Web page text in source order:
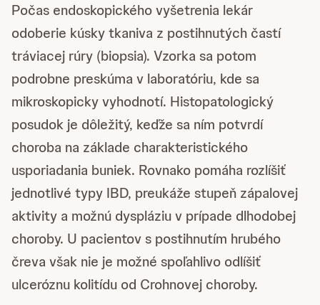
Počas endoskopického vyšetrenia lekár
odoberie kúsky tkaniva z postihnutých častí
tráviacej rúry (biopsia). Vzorka sa potom
podrobne preskúma v laboratóriu, kde sa
mikroskopicky vyhodnotí. Histopatologický
posudok je dôležitý, keďže sa ním potvrdí
choroba na základe charakteristického
usporiadania buniek. Rovnako pomáha rozlíšiť
jednotlivé typy IBD, preukáže stupeň zápalovej
aktivity a možnú dyspláziu v prípade dlhodobej
choroby. U pacientov s postihnutím hrubého
čreva však nie je možné spoľahlivo odlíšiť
ulceróznu kolitídu od Crohnovej choroby.